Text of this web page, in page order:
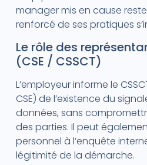
manager mis en cause
renforcé de ses pratiques
Le rôle des
(CSE / CSSCT)
L’employeur informe le
CSE) de l’existence du
données, sans
des parties. Il peut
personnel à l’enquête
légitimité de la démarche.